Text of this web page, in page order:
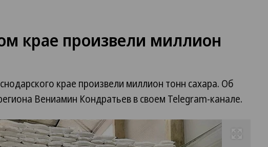
крае произвели миллион
крае произвели миллион тонн сахара. Об
Вениамин Кондратьев в своем Telegram-канале.
Развернуть на весь экран